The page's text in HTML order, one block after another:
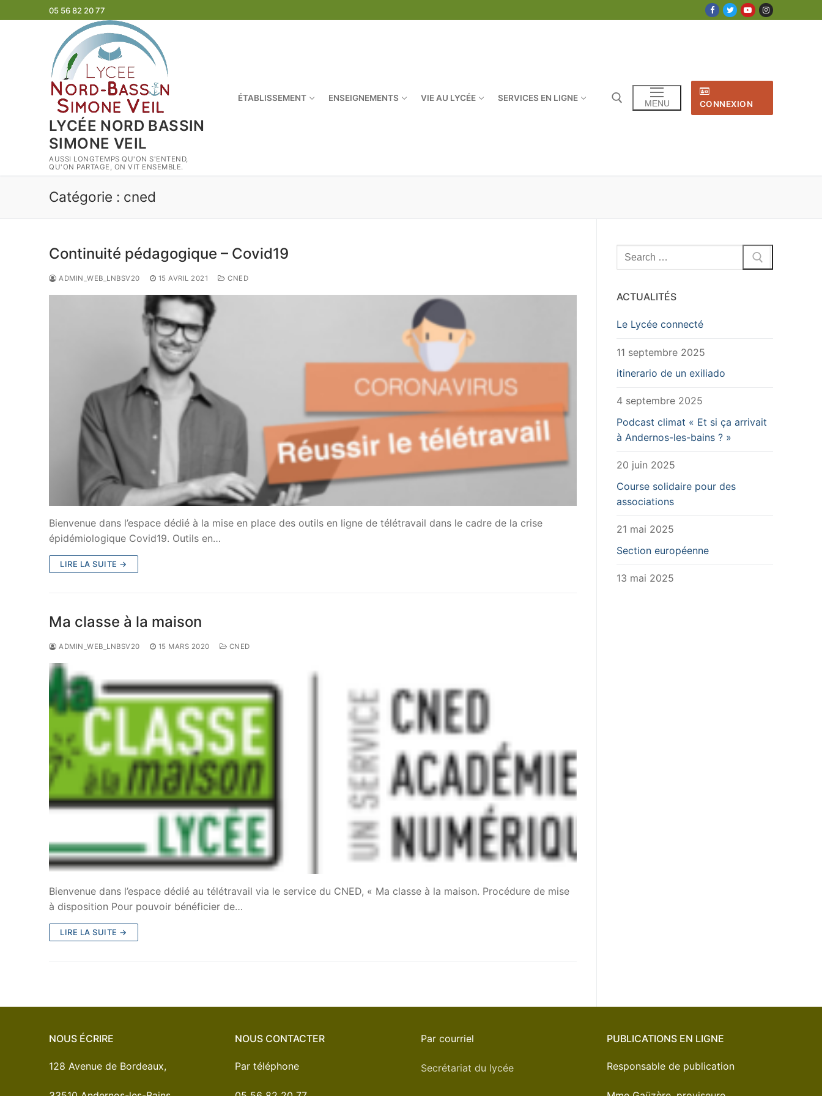
au
05 56 82 20 77
LYCÉE NORD BASSIN
SIMONE VEIL
AUSSI LONGTEMPS QU'ON S'ENTEND,
QU'ON PARTAGE, ON VIT ENSEMBLE.
ÉTABLISSEMENT ENSEIGNEMENTS VIE AU LYCÉE SERVICES EN LIGNE
MENU CONNEXION
Catégorie : cned
Continuité pédagogique – Covid19
ADMIN_WEB_LNBSV20 15 AVRIL 2021 CNED
Bienvenue dans l’espace dédié à la mise en place des outils en ligne de télétravail dans le cadre de la crise
épidémiologique Covid19. Outils en…
LIRE LA SUITE →
Ma classe à la maison
ADMIN_WEB_LNBSV20 15 MARS 2020 CNED
Bienvenue dans l’espace dédié au télétravail via le service du CNED, « Ma classe à la maison. Procédure de mise
à disposition Pour pouvoir bénéficier de…
LIRE LA SUITE →
Rechercher
:
ACTUALITÉS
Le Lycée connecté
11 septembre 2025
itinerario de un exiliado
4 septembre 2025
Podcast climat « Et si ça arrivait
à Andernos-les-bains ? »
20 juin 2025
Course solidaire pour des
associations
21 mai 2025
Section européenne
13 mai 2025
NOUS ÉCRIRE
128 Avenue de Bordeaux,
NOUS CONTACTER
Par téléphone
Par courriel
Secrétariat du lycée
PUBLICATIONS EN LIGNE
Responsable de publication